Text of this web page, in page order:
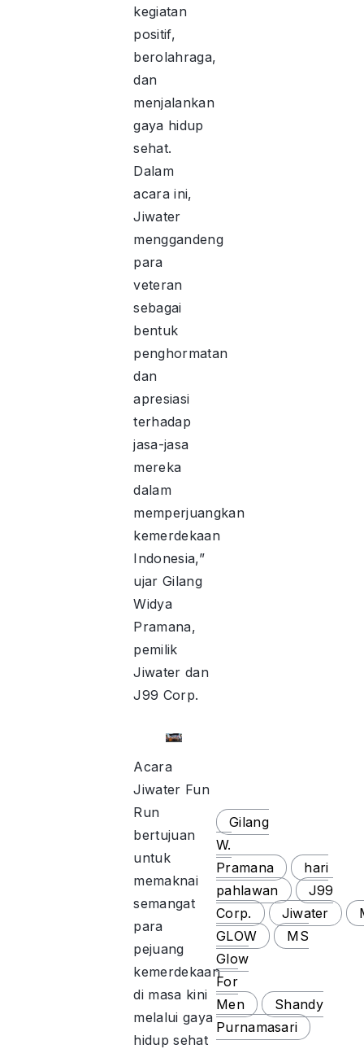
kegiatan
positif,
berolahraga,
dan
menjalankan
gaya hidup
sehat.
Dalam
acara ini,
Jiwater
menggandeng
para
veteran
sebagai
bentuk
penghormatan
dan
apresiasi
terhadap
jasa-jasa
mereka
dalam
memperjuangkan
kemerdekaan
Indonesia,”
ujar Gilang
Widya
Pramana,
pemilik
Jiwater dan
J99 Corp.
Acara
Jiwater Fun
Run
bertujuan
untuk
memaknai
semangat
para
pejuang
kemerdekaan
di masa kini
melalui gaya
hidup sehat
Gilang
W.
Pramana
hari
pahlawan
J99
Corp.
Jiwater
GLOW
MS
Glow
For
Men
Shandy
Purnamasari